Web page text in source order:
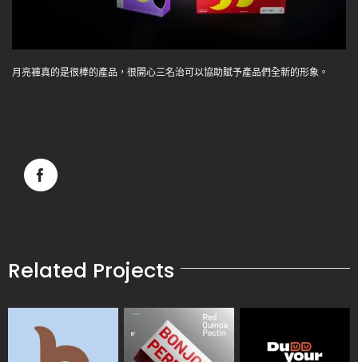
月亮褲真的是很棒的產品，很開心三名治可以協助賦予產品們全新的形象。
Facebook
Related Projects
WEDAR 品牌